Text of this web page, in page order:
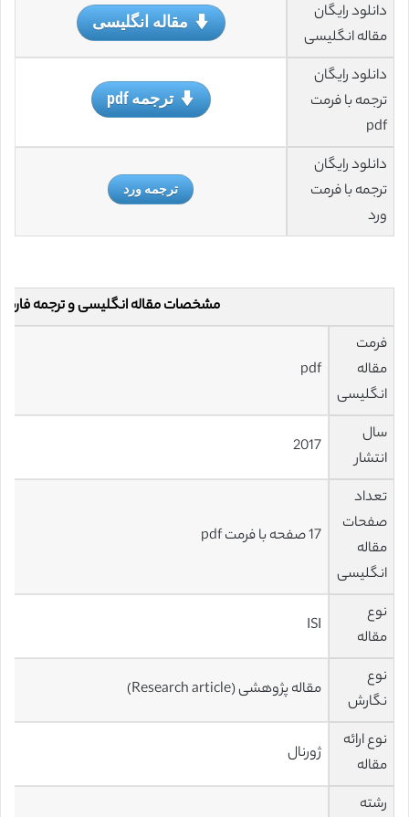
دانلود رایگان
مقاله انگلیسی
مقاله انگلیسی
دانلود رایگان
ترجمه با فرمت
pdf
ترجمه pdf
دانلود رایگان
ترجمه با فرمت
ورد
ترجمه ورد
مشخصات مقاله انگلیسی و ترجمه
فرمت
مقاله
انگلیسی
pdf
سال
انتشار
2017
تعداد
صفحات
مقاله
انگلیسی
17 صفحه با فرمت pdf
نوع
مقاله
ISI
نوع
نگارش
مقاله پژوهشی (Research article)
نوع ارائه
مقاله
ژورنال
رشته